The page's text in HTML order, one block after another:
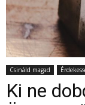
Csináld magad
Ki ne